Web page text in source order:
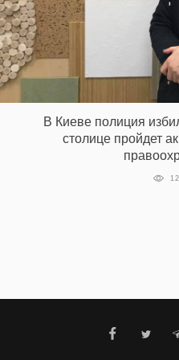
В Киеве полиция
столице пройдет